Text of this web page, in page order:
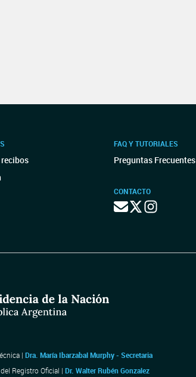
FAQ Y TUTORIALES
Preguntas Frecuentes
CONTACTO
| Dra. María Ibarzabal Murphy - Secretaria
Registro Oficial | Dr. Walter Rubén Gonzalez